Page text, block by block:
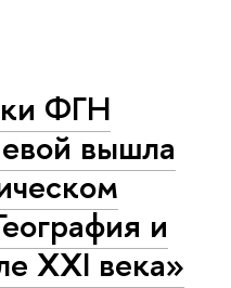
ФГН
вышла
и
XXI века»